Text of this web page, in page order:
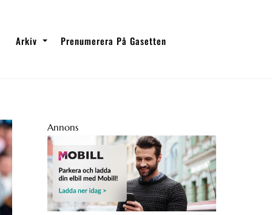
Arkiv Prenumerera På Gasetten
Annons